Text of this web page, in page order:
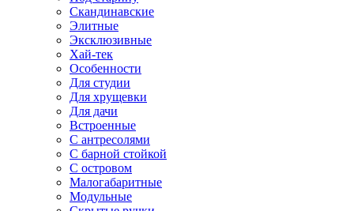
Скандинавские
Элитные
Эксклюзивные
Хай-тек
Особенности
Для студии
Для хрущевки
Для дачи
Встроенные
С антресолями
С барной стойкой
С островом
Малогабаритные
Модульные